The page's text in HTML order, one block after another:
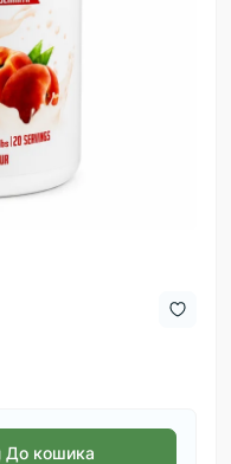
До кошика